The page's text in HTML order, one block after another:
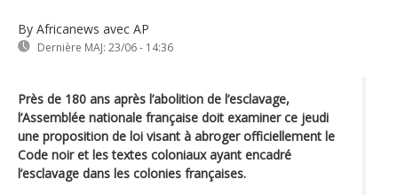
By Africanews avec AP
Dernière MAJ: 23/06 - 14:36
Près de 180 ans après l’abolition de l’esclavage,
l’Assemblée nationale française doit examiner ce jeudi
une proposition de loi visant à abroger officiellement le
Code noir et les textes coloniaux ayant encadré
l’esclavage dans les colonies françaises.